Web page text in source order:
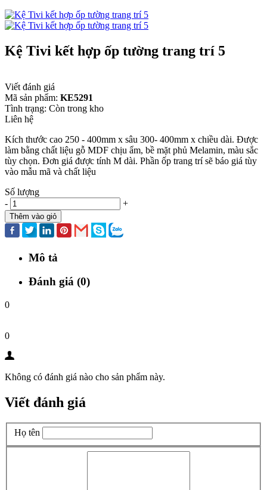
Kệ Tivi kết hợp ốp tường trang trí 5
Viết đánh giá
Mã sản phẩm: KE5291
Tình trạng: Còn trong kho
Liên hệ
Kích thước cao 250 - 400mm x sâu 300- 400mm x chiều dài. Được
làm bằng chất liệu gỗ MDF chịu ẩm, bề mặt phủ Melamin, màu sắc
tùy chọn. Đơn giá được tính M dài. Phần ốp trang trí sẽ báo giá tùy
vào mẫu mã và chất liệu
Số lượng
-
+
Thêm vào giỏ
Mô tả
Đánh giá (0)
0
0
Không có đánh giá nào cho sản phẩm này.
Viết đánh giá
Họ tên